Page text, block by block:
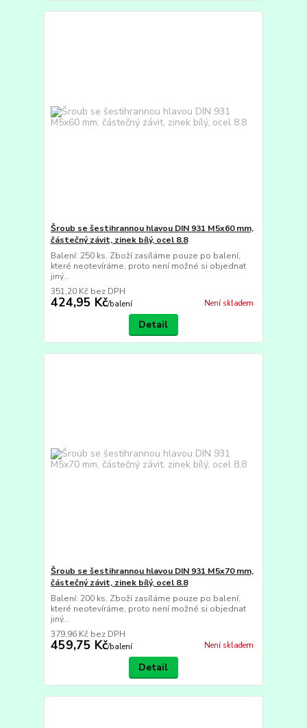
Šroub se šestihrannou hlavou DIN 931 M5x60 mm,
částečný závit, zinek bílý, ocel 8.8
Balení: 250 ks, Zboží zasíláme pouze po balení,
které neotevíráme, proto není možné si objednat
jiný...
424,95 Kč/balení
351,20 Kč bez DPH
Není skladem
Detail
Šroub se šestihrannou hlavou DIN 931 M5x70 mm,
částečný závit, zinek bílý, ocel 8.8
Balení: 200 ks, Zboží zasíláme pouze po balení,
které neotevíráme, proto není možné si objednat
jiný...
459,75 Kč/balení
379,96 Kč bez DPH
Není skladem
Detail